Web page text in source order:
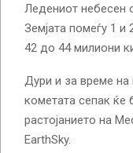
Ледениот небесен
Земјата помеѓу 1 и
42 до 44 милиони
Дури и за време на
кометата сепак ќе
растојанието на
EarthSky.